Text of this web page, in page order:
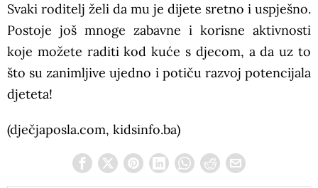
Svaki roditelj želi da mu je dijete sretno i uspješno.
Postoje još mnoge zabavne i korisne aktivnosti
koje možete raditi kod kuće s djecom, a da uz to
što su zanimljive ujedno i potiču razvoj potencijala
djeteta!
(dječjaposla.com, kidsinfo.ba)